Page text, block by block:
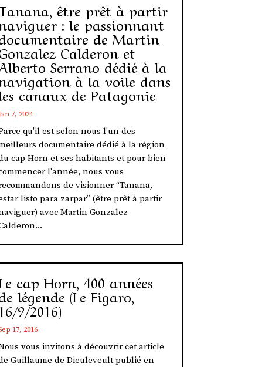
être prêt à partir
: le passionnant
de Martin
Calderon et
Serrano dédié à la
à la voile dans
canaux de Patagonie
7, 2024
qu'il est selon nous l'un des
documentaire dédié à la région
cap Horn et ses habitants et pour bien
l'année, nous vous
de visionner “Tanana,
listo para zarpar” (être prêt à partir
avec Martin Gonzalez
cap Horn, 400 années
légende (Le Figaro,
16/9/2016)
17, 2016
vous invitons à découvrir cet article
Guillaume de Dieuleveult publié en